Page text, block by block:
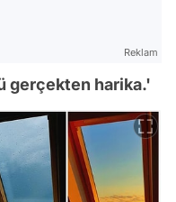
Reklam
gerçekten harika.'